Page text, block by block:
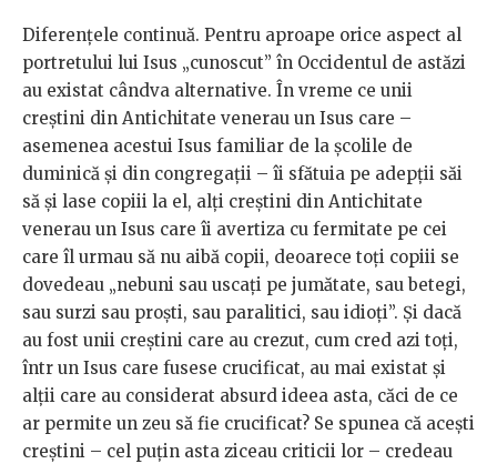
Diferențele continuă. Pentru aproape orice aspect al
portretului lui Isus „cunoscut” în Occidentul de astăzi
au existat cândva alternative. În vreme ce unii
creștini din Antichitate venerau un Isus care –
asemenea acestui Isus familiar de la școlile de
duminică și din congregații – îi sfătuia pe adepții săi
să și lase copiii la el, alți creștini din Antichitate
venerau un Isus care îi avertiza cu fermitate pe cei
care îl urmau să nu aibă copii, deoarece toți copiii se
dovedeau „nebuni sau uscați pe jumătate, sau betegi,
sau surzi sau proști, sau paralitici, sau idioți”. Și dacă
au fost unii creștini care au crezut, cum cred azi toți,
într un Isus care fusese crucificat, au mai existat și
alții care au considerat absurd ideea asta, căci de ce
ar permite un zeu să fie crucificat? Se spunea că acești
creștini – cel puțin asta ziceau criticii lor – credeau